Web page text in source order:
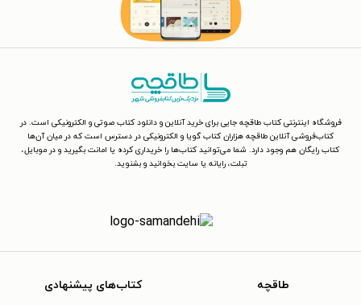
فروشگاه اینترنتی کتاب طاقچه جایی برای خرید آنلاین و دانلود کتاب صوتی و الکترونیکی است. در
کتاب‌فروشی آنلاین طاقچه هزاران کتاب گویا و الکترونیکی در دسترس است که در میان آن‌ها
کتاب رایگان هم وجود دارد. شما می‌توانید کتاب‌ها را خریداری کرده یا امانت بگیرید و در موبایل،
تبلت، رایانه یا سایت بخوانید و بشنوید.
طاقچه کتاب‌های پیشنهادی